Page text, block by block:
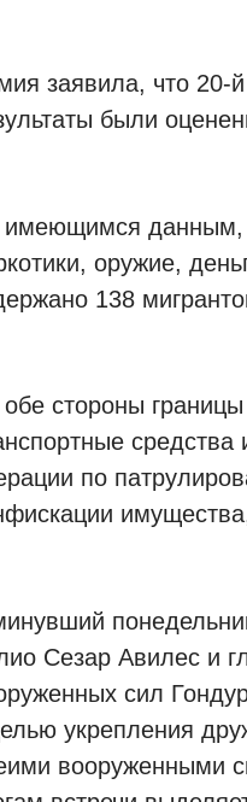
заявила, что 20-
были
данным,
оружие,
138
стороны
средства
по
Сезар Авилес и
сил
укрепления
вооруженными